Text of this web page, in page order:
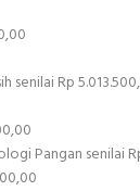
senilai Rp
Pangan senilai